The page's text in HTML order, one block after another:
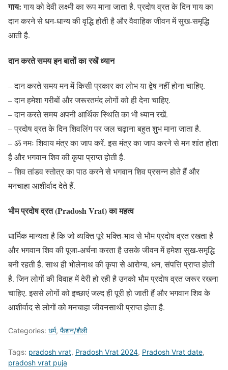
गाय:गाय को देवी लक्ष्मी का रूप माना जाता है. प्रदोष व्रत के दिन गाय का
दान करने से धन-धान्य की वृद्धि होती है और वैवाहिक जीवन में सुख-समृद्धि
आती है.
दान करते समय इन बातों का रखें ध्यान
– दान करते समय मन में किसी प्रकार का लोभ या द्वेष नहीं होना चाहिए.
– दान हमेशा गरीबों और जरूरतमंद लोगों को ही देना चाहिए.
– दान करते समय अपनी आर्थिक स्थिति का भी ध्यान रखें.
– प्रदोष व्रत के दिन शिवलिंग पर जल चढ़ाना बहुत शुभ माना जाता है.
– ॐ नमः शिवाय मंत्र का जाप करें. इस मंत्र का जाप करने से मन शांत होता
है और भगवान शिव की कृपा प्राप्त होती है.
– शिव तांडव स्तोत्र का पाठ करने से भगवान शिव प्रसन्न होते हैं और
मनचाहा आशीर्वाद देते हैं.
भौम प्रदोष व्रत (Pradosh Vrat) का महत्व
धार्मिक मान्यता है कि जो व्यक्ति पूरे भक्ति-भाव से भौम प्रदोष व्रत रखता है
और भगवान शिव की पूजा-अर्चना करता है उसके जीवन में हमेशा सुख-समृद्धि
बनी रहती है. साथ ही भोलेनाथ की कृपा से आरोग्य, धन, संपत्ति प्राप्त होती
है. जिन लोगों की विवाह में देरी हो रही है उनको भौम प्रदोष व्रत जरूर रखना
चाहिए. इससे लोगों को इच्छाएं जल्द ही पूरी हो जाती हैं और भगवान शिव के
आशीर्वाद से लोगों को मनचाहा जीवनसाथी प्राप्त होता है.
Categories: धर्म, फैशन/शैली
Tags: pradosh vrat, Pradosh Vrat 2024, Pradosh Vrat date,
pradosh vrat puja